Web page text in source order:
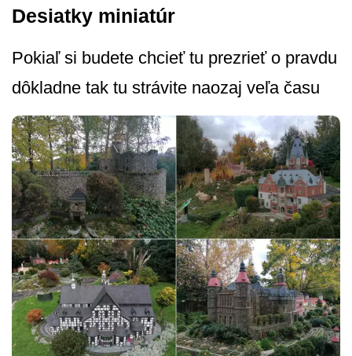
Desiatky miniatúr
Pokiaľ si budete chcieť tu prezrieť o pravdu
dôkladne tak tu strávite naozaj veľa času